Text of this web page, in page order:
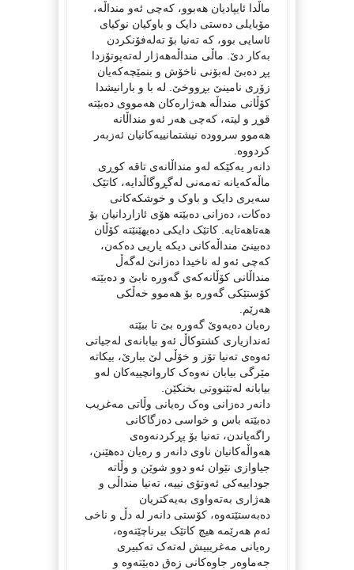
ماڵدا ئایپادیان هەبوو، کەچی ئەو منداڵە،
مۆبایلی دەستی دایک و باوکیان نوکیای
ئاسایی بوو، کە تەنیا بۆ تەلەفۆنکردن
بەکار دێ. ماڵی منداڵەهەژار لەتەپوتۆزدا
پڕ دەبێ لەبۆنی ناخۆش و بنمێچەکەیان
زۆری نامینێ بڕووخێ. لە با و بارانیشدا
کۆڵانی منداڵە هەژارەکان هەمووی دەبێتە
قوڕ و لیتە، کەچی هەر ئەو منداڵانە
هەموو سروودە نیشتمانییەکانیان ئەزبەر
کردووە.
دانەر یەکێکە لەو منداڵانەی تاقە کوڕی
ماڵەکەیانە تەمەنی لەگڕوگاڵدایە، کاتێک
سەیری دایک و باوک و خوشکەکانی
دەکات، دەزانی دەبێتە هۆی ئازاردانیان بۆ
هەتاهەتایە. کاتێک دایکی دەیهێنێتە کۆڵان
دەبینێ منداڵەکانی دیکە یاریی دەکەن،
کەچی ئەو لە ناخیدا دەزانێ لەگەڵ
منداڵانی کۆڵانەکەی گەورە نابێ و دەبێتە
کۆستێکی گەورە بۆ هەموو خەڵکی
هەرێم.
رەیان دەیەوێ گەورە بێ تا ببێتە
ئەندازیاری کشتوکاڵ ئەو بیابانەی لەجیاتی
ئەوەی تەنیا تۆز و خۆڵی لێ ببارێ، بیکاتە
مێرگی بیابان نەوەک کاروانچییەکان لەو
بیابانە لەتێنووتی بخنکێن.
دانەر دەزانی وەک رەیانی وڵاتی مەغریب
دەبێتە باس و خواسی دەزگاکانی
راگەیاندن، تەنیا بۆ پڕکردنەوەی
هەواڵەکانیان ناوی دانەر و رەیان دەهێنن،
جیاوازی نێوان ئەو دوو شوێن و وڵاتە
جوداییەکی ئەوتۆی نییە، تەنیا منداڵی و
هەژاری بەتەواوی بەیەکتریان
دەبەستێتەوە، کۆستی دانەر لە دڵ و ناخی
ئەم هەرێمە هیچ کاتێک بیرناچێتەوە،
رەیانی مەغریبیش لەتەک تەکبیری
جەماوەر جاوەکانی زەق دەبێتەوە و